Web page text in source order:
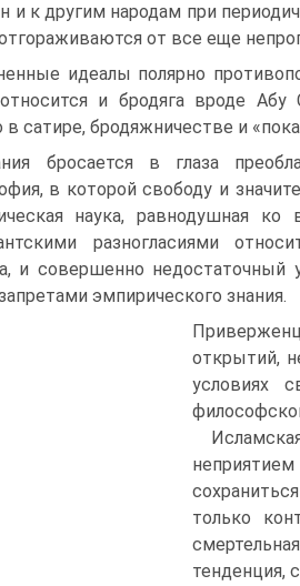
и к другим народам при
от все еще
идеалы полярно
и бродяга вроде Абу
сатире, бродяжничестве и
бросается в глаза
в которой свободу и
наука, равнодушная
разногласиями
и совершенно недостаточный
эмпирического знания.
открытий,
условиях
только
тенденция,